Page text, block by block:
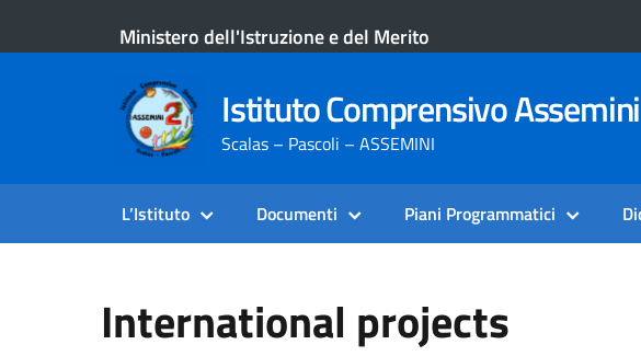
Ministero dell'Istruzione e del Merito
Istituto Comprensivo
Scalas – Pascoli – ASSEMINI
L’Istituto Documenti Piani Programmatici
International projects